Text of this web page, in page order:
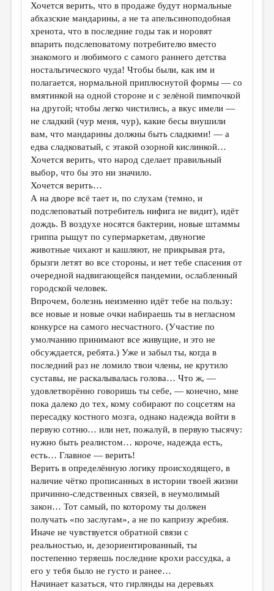
КОНКУРСЫ
ДЕТСКАЯ КОМНАТА
КНИЖНАЯ ПОЛКА
ОБЗОР ЛИТЕРАТУРЫ
СТРАНИЦЫ ПАМЯТИ
ОБЪЯВЛЕНИЯ
РЕДКОЛЛЕГИЯ
ОТ РЕДАКЦИИ
МАЛАЯ ПРОЗА
ЭССЕИСТИКА
ЛИТЕРАТУРОВЕДЕНИЕ
КУЛЬТУРОВЕДЕНИЕ
ПУБЛИЦИСТИКА
РЕЦЕНЗИРОВАНИЕ
ЦИКЛЫ ПУБЛИКАЦИЙ
ТРЕДИАКОВСКИЙ
МЕДИА
ВКОНТАКТЕ
Хочется верить, что в продаже будут нормальные
абхазские мандарины, а не та апельсиноподобная
хренота, что в последние годы так и норовят
впарить подслеповатому потребителю вместо
знакомого и любимого с самого раннего детства
ностальгического чуда! Чтобы были, как им и
полагается, нормальной приплюснутой формы — со
вмятинкой на одной стороне и с зелёной пимпочкой
на другой; чтобы легко чистились, а вкус имели —
не сладкий (чур меня, чур), какие бесы внушили
вам, что мандарины должны быть сладкими! — а
едва сладковатый, с этакой озорной кислинкой…
Хочется верить, что народ сделает правильный
выбор, что бы это ни значило.
Хочется верить…
А на дворе всё тает и, по слухам (темно, и
подслеповатый потребитель нифига не видит), идёт
дождь. В воздухе носятся бактерии, новые штаммы
гриппа рыщут по супермаркетам, двуногие
животные чихают и кашляют, не прикрывая рта,
брызги летят во все стороны, и нет тебе спасения от
очередной надвигающейся пандемии, ослабленный
городской человек.
Впрочем, болезнь неизменно идёт тебе на пользу:
все новые и новые очки набираешь ты в негласном
конкурсе на самого несчастного. (Участие по
умолчанию принимают все живущие, и это не
обсуждается, ребята.) Уже и забыл ты, когда в
последний раз не ломило твои члены, не крутило
суставы, не раскалывалась голова… Что ж, —
удовлетворённо говоришь ты себе, — конечно, мне
пока далеко до тех, кому собирают по соцсетям на
пересадку костного мозга, однако надежда войти в
первую сотню… или нет, пожалуй, в первую тысячу:
нужно быть реалистом… короче, надежда есть,
есть… Главное — верить!
Верить в определённую логику происходящего, в
наличие чётко прописанных в истории твоей жизни
причинно-следственных связей, в неумолимый
закон… Тот самый, по которому ты должен
получать «по заслугам», а не по капризу жребия.
Иначе не чувствуется обратной связи с
реальностью, и, дезориентированный, ты
постепенно теряешь последние крохи рассудка, а
его у тебя было не густо и ранее…
Начинает казаться, что гирлянды на деревьях